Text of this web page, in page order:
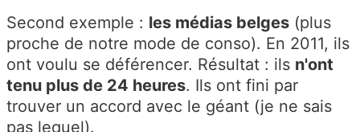
Second exemple : les médias belges (plus
proche de notre mode de conso). En 2011, ils
ont voulu se déférencer. Résultat : ils n'ont
tenu plus de 24 heures. Ils ont fini par
trouver un accord avec le géant (je ne sais
pas lequel).